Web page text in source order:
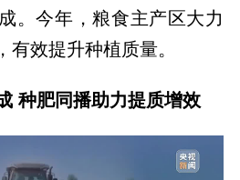
。今年，粮食主产区大力
效提升种植质量。
种肥同播助力提质增效